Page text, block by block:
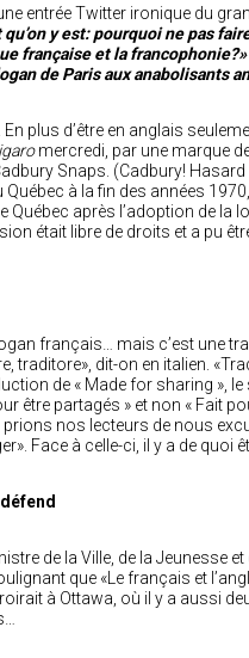
entrée Twitter ironique du
qu’on y est: pourquoi ne pas
française et la francophonie?»
de Paris aux anabolisants
plus d’être en anglais
mercredi, par une marque
Snaps. (Cadbury!
Québec à la fin des années
Québec après l’adoption de
était libre de droits et a pu
français… mais c’est une
traditore», dit-on en italien.
de « Made for sharing »,
être partagés » et non « Fait
nos lecteurs de nous
Face à celle-ci, il y a de quoi
de la Ville, de la Jeunesse
que «Le français et
à Ottawa, où il y a aussi